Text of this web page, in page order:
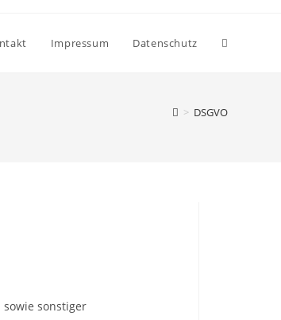
Impressum Datenschutz Website-
> DSGVO
sonstiger